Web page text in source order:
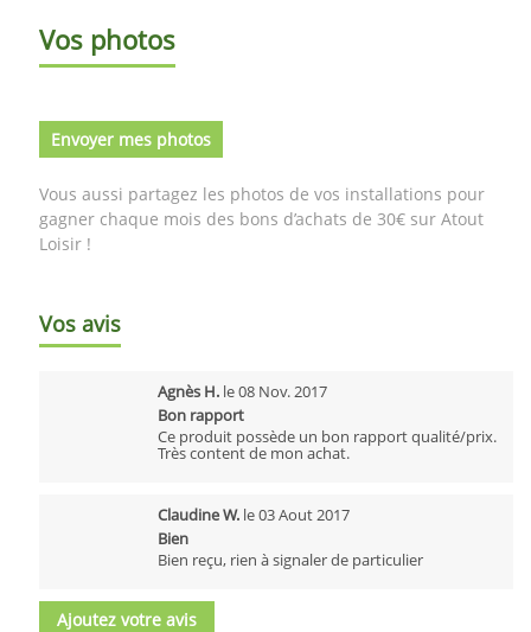
Vos photos
Envoyer mes photos
Vous aussi partagez les photos de vos installations pour
gagner chaque mois des bons d’achats de 30€ sur Atout
Loisir !
Vos avis
Agnès H. le08 Nov. 2017
Bon rapport
Ce produit possède un bon rapport qualité/prix.
Très content de mon achat.
Claudine W. le03 Aout 2017
Bien
Bien reçu, rien à signaler de particulier
Ajoutez votre avis